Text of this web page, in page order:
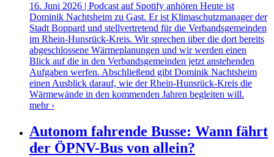
16. Juni 2026 | Podcast auf Spotify anhören Heute ist
Dominik Nachtsheim zu Gast. Er ist Klimaschutzmanager der
Stadt Boppard und stellvertretend für die Verbandsgemeinden
im Rhein-Hunsrück-Kreis. Wir sprechen über die dort bereits
abgeschlossene Wärmeplanungen und wir werden einen
Blick auf die in den Verbandsgemeinden jetzt anstehenden
Aufgaben werfen. Abschließend gibt Dominik Nachtsheim
einen Ausblick darauf, wie der Rhein-Hunsrück-Kreis die
Wärmewände in den kommenden Jahren begleiten will.
mehr ›
Autonom fahrende Busse: Wann fährt
der ÖPNV-Bus von allein?